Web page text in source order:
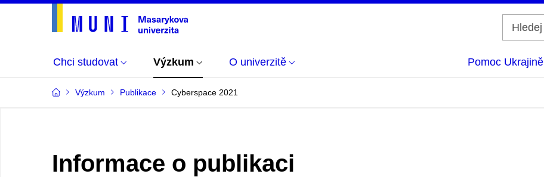
Chci studovat Výzkum O univerzitě Pomoc Ukrajině
Výzkum Publikace Cyberspace 2021
Informace o publikaci